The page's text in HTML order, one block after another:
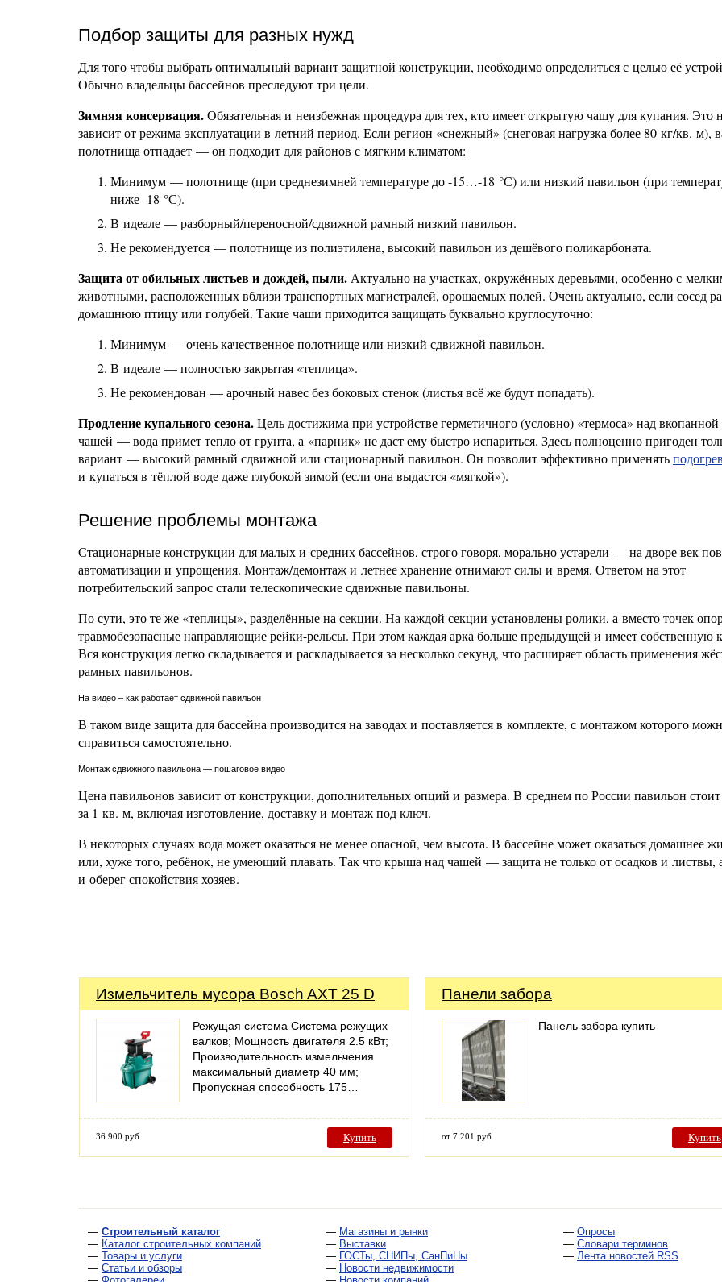
Подбор защиты для разных нужд
Для того чтобы выбрать оптимальный вариант защитной конструкции, необходимо определиться с целью её
Обычно владельцы бассейнов преследуют три цели.
Зимняя консервация.Обязательная и неизбежная процедура для тех, кто имеет открытую чашу для купания. Это
зависит от режима эксплуатации в летний период. Если регион «снежный» (снеговая нагрузка более 80 кг/кв. м),
полотнища отпадает — он подходит для районов с мягким климатом:
Минимум — полотнище (при среднезимней температуре до -15…-18 °С) или низкий павильон (при
ниже -18 °С).
В идеале — разборный/переносной/сдвижной рамный низкий павильон.
Не рекомендуется — полотнище из полиэтилена, высокий павильон из дешёвого поликарбоната.
Защита от обильных листьев и дождей, пыли. Актуально на участках, окружённых деревьями, особенно с
животными, расположенных вблизи транспортных магистралей, орошаемых полей. Очень актуально, если сосед
домашнюю птицу или голубей. Такие чаши приходится защищать буквально круглосуточно:
Минимум — очень качественное полотнище или низкий сдвижной павильон.
В идеале — полностью закрытая «теплица».
Не рекомендован — арочный навес без боковых стенок (листья всё же будут попадать).
Продление купального сезона.Цель достижима при устройстве герметичного (условно) «термоса» над
чашей — вода примет тепло от грунта, а «парник» не даст ему быстро испариться. Здесь полноценно пригоден
вариант — высокий рамный сдвижной или стационарный павильон. Он позволит эффективно применятьподогрев
и купаться в тёплой воде даже глубокой зимой (если она выдастся «мягкой»).
Решение проблемы монтажа
Стационарные конструкции для малых и средних бассейнов, строго говоря, морально устарели — на дворе век
автоматизации и упрощения. Монтаж/демонтаж и летнее хранение отнимают силы и время. Ответом на этот
потребительский запрос стали телескопические сдвижные павильоны.
По сути, это те же «теплицы», разделённые на секции. На каждой секции установлены ролики, а вместо точек
травмобезопасные направляющие рейки-рельсы. При этом каждая арка больше предыдущей и имеет собственную
Вся конструкция легко складывается и раскладывается за несколько секунд, что расширяет область применения
рамных павильонов.
На видео – как работает сдвижной павильон
В таком виде защита для бассейна производится на заводах и поставляется в комплекте, с монтажом которого
справиться самостоятельно.
Монтаж сдвижного павильона — пошаговое видео
Цена павильонов зависит от конструкции, дополнительных опций и размера. В среднем по России павильон
за 1 кв. м, включая изготовление, доставку и монтаж под ключ.
В некоторых случаях вода может оказаться не менее опасной, чем высота. В бассейне может оказаться домашнее
или, хуже того, ребёнок, не умеющий плавать. Так что крыша над чашей — защита не только от осадков и листвы,
и оберег спокойствия хозяев.
Измельчитель мусора Bosch AXT 25 D
Режущая система Система режущих
валков; Мощность двигателя 2.5 кВт;
Производительность измельчения
максимальный диаметр 40 мм;
Пропускная способность 175…
36 900 руб Купить
Панели забора
Панель забора купить
от 7 201 руб Купить
— Строительный каталог
— Каталог строительных компаний
— Товары и услуги
— Статьи и обзоры
— Магазины и рынки
— Выставки
— ГОСТы, СНИПы, СанПиНы
— Новости недвижимости
— Опросы
— Словари терминов
— Лента новостей RSS